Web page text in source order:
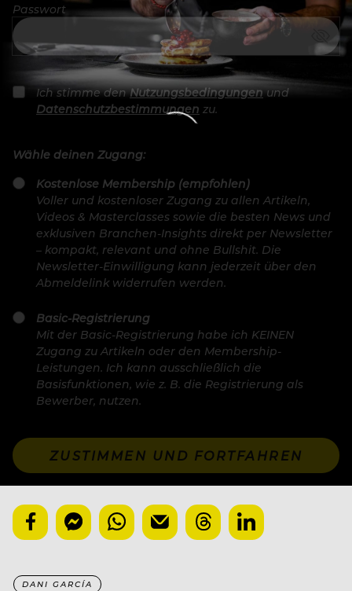
Passwort
Ich stimme denNutzungsbedingungenund
Datenschutzbestimmungen zu.
Wähle deinen Zugang:
Kostenlose Membership (empfohlen)
Voller und kostenloser Zugang zu allen Artikeln,
Videos & Masterclasses sowie die besten News und
exklusiven Branchen-Insights direkt per Newsletter
– kompakt, relevant und ohne Bullshit. Die
Newsletter-Einwilligung kann jederzeit über den
Abmeldelink widerrufen werden.
Basic-Registrierung
Mit der Basic-Registrierung habe ich KEINEN
Zugang zu Artikeln oder den Membership-
Leistungen. Ich kann ausschließlich die
Basisfunktionen, wie z. B. die Registrierung als
Bewerber, nutzen.
ZUSTIMMEN UND FORTFAHREN
DANI GARCÍA